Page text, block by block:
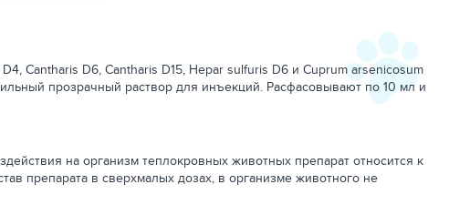
Cantharis D6, Cantharis D15, Hepar sulfuris D6 и Cuprum arsenicosum
прозрачный раствор для инъекций. Расфасовывают по 10 мл и
на организм теплокровных животных препарат относится к
препарата в сверхмалых дозах, в организме животного не